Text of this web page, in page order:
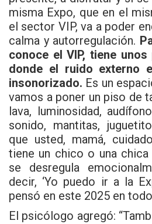
misma Expo, que en el
el sector VIP, va a poder
calma y autorregulación.
conoce el VIP, tiene
donde el ruido externo
insonorizado. Es un
vamos a poner un piso de
lava, luminosidad,
sonido, mantitas,
que usted, mamá,
tiene un chico o una
se desregula
decir, ‘Yo puedo ir a la
pensó en este 2025 en
El psicólogo agregó: